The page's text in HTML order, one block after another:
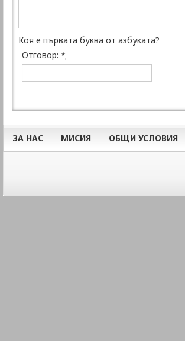
Коя е първата буква от азбуката?
Отговор: *
ЗА НАС МИСИЯ ОБЩИ УСЛОВИЯ